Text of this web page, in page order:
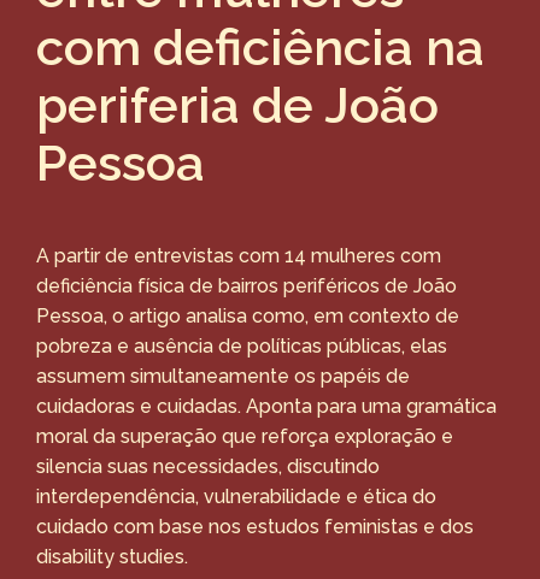
com deficiência na
periferia de João
Pessoa
A partir de entrevistas com 14 mulheres com
deficiência física de bairros periféricos de João
Pessoa, o artigo analisa como, em contexto de
pobreza e ausência de políticas públicas, elas
assumem simultaneamente os papéis de
cuidadoras e cuidadas. Aponta para uma gramática
moral da superação que reforça exploração e
silencia suas necessidades, discutindo
interdependência, vulnerabilidade e ética do
cuidado com base nos estudos feministas e dos
disability studies.